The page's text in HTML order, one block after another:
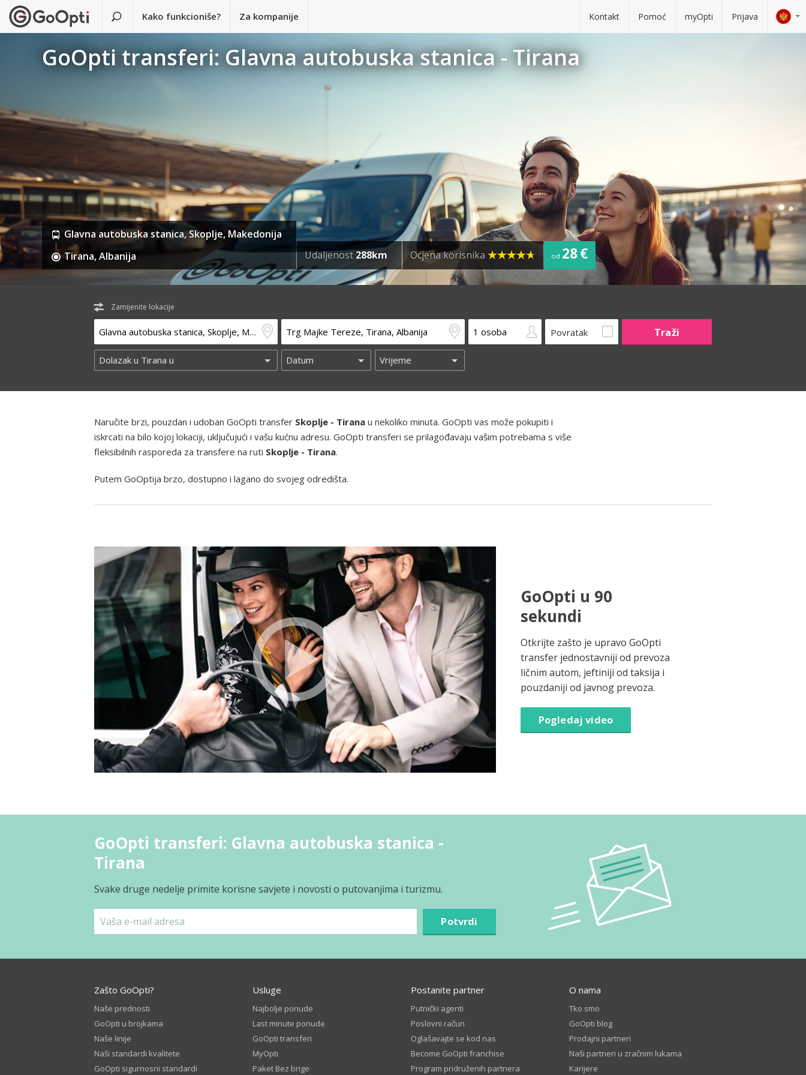
Kako funkcioniše? Za kompanije Kontakt Pomoć myOpti Prijava
GoOpti transferi: Glavna autobuska stanica - Tirana
Glavna autobuska stanica, Skoplje, Makedonija
Tirana, Albanija
Udaljenost 288km Ocjena korisnika od 28 €
Zamijenite lokacije
Povratak
Naručite brzi, pouzdan i udoban GoOpti transfer Skoplje - Tirana u nekoliko minuta. GoOpti vas može pokupiti i
iskrcati na bilo kojoj lokaciji, uključujući i vašu kućnu adresu. GoOpti transferi se prilagođavaju vašim potrebama s više
fleksibilnih rasporeda za transfere na ruti Skoplje - Tirana.
Putem GoOptija brzo, dostupno i lagano do svojeg odredišta.
GoOpti u 90
sekundi
Otkrijte zašto je upravo GoOpti
transfer jednostavniji od prevoza
ličnim autom, jeftiniji od taksija i
pouzdaniji od javnog prevoza.
Pogledaj video
GoOpti transferi: Glavna autobuska stanica -
Tirana
Svake druge nedelje primite korisne savjete i novosti o putovanjima i turizmu.
Potvrdi
Zašto GoOpti?
Naše prednosti
GoOpti u brojkama
Naše linije
Naši standardi kvalitete
GoOpti sigurnosni standardi
Usluge
Najbolje ponude
Last minute ponude
GoOpti transferi
MyOpti
Paket Bez brige
Postanite partner
Putnički agenti
Poslovni račun
Oglašavajte se kod nas
Become GoOpti franchise
Program pridruženih partnera
O nama
Tko smo
GoOpti blog
Prodajni partneri
Naši partneri u zračnim lukama
Karijere